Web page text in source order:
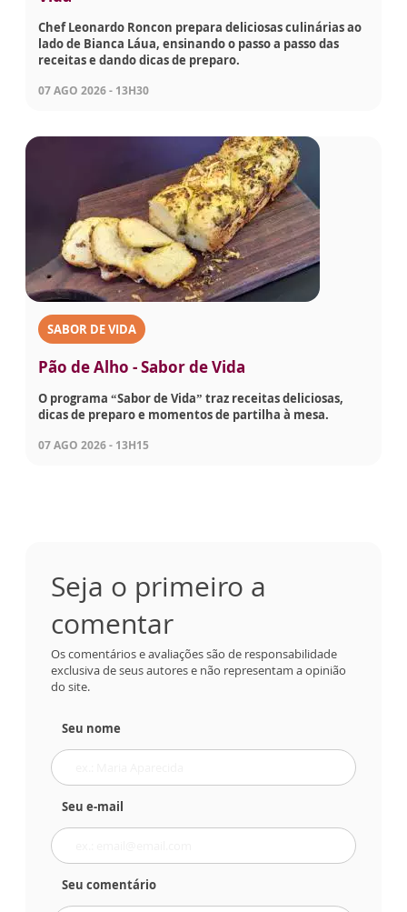
Chef Leonardo Roncon prepara deliciosas culinárias ao
lado de Bianca Láua, ensinando o passo a passo das
receitas e dando dicas de preparo.
07 AGO 2026 - 13H30
SABOR DE VIDA
Pão de Alho - Sabor de Vida
O programa “Sabor de Vida” traz receitas deliciosas,
dicas de preparo e momentos de partilha à mesa.
07 AGO 2026 - 13H15
Seja o primeiro a
comentar
Os comentários e avaliações são de responsabilidade
exclusiva de seus autores e não representam a opinião
do site.
Seu nome
Seu e-mail
Seu comentário